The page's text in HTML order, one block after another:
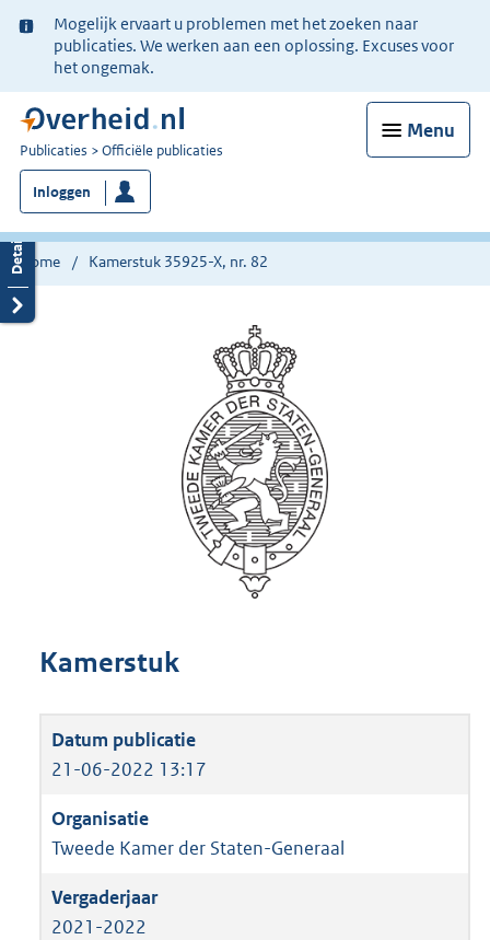
Ter
informatie:
Mogelijk ervaart u problemen met het zoeken naar
publicaties. We werken aan een oplossing. Excuses voor
het ongemak.
Menu
U
bent
nu
hier:
Publicaties Officiële publicaties
Inloggen
Home Kamerstuk 35925-X, nr. 82
Kamerstuk
21-06-2022 13:17
Tweede Kamer der Staten-Generaal
2021-2022